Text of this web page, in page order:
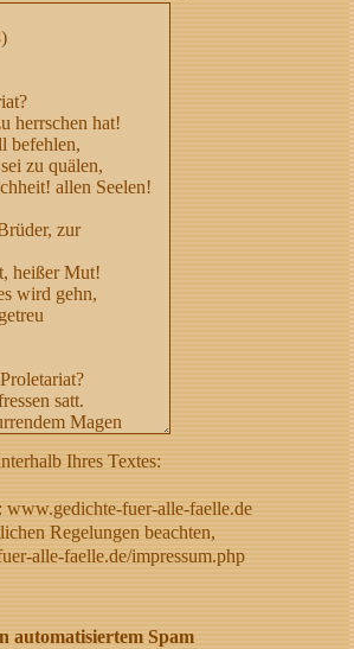
Ihres Textes:
www.gedichte-fuer-alle-faelle.de
Regelungen beachten,
alle-faelle.de/impressum.php
automatisiertem Spam